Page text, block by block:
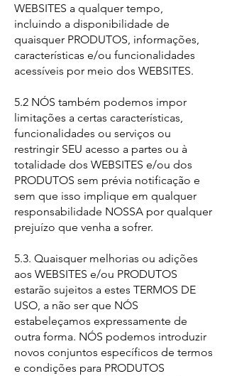
WEBSITES a qualquer tempo,
incluindo a disponibilidade de
quaisquer PRODUTOS, informações,
características e/ou funcionalidades
acessíveis por meio dos WEBSITES.
5.2 NÓS também podemos impor
limitações a certas características,
funcionalidades ou serviços ou
restringir SEU acesso a partes ou à
totalidade dos WEBSITES e/ou dos
PRODUTOS sem prévia notificação e
sem que isso implique em qualquer
responsabilidade NOSSA por qualquer
prejuízo que venha a sofrer.
5.3. Quaisquer melhorias ou adições
aos WEBSITES e/ou PRODUTOS
estarão sujeitos a estes TERMOS DE
USO, a não ser que NÓS
estabeleçamos expressamente de
outra forma. NÓS podemos introduzir
novos conjuntos específicos de termos
e condições para PRODUTOS